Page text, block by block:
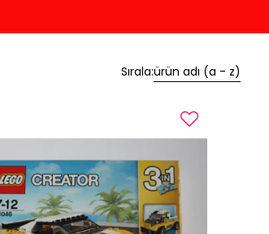
Sırala:ürün adı (a - z)